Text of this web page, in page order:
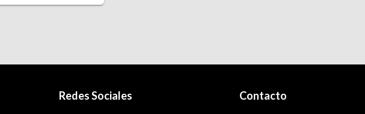
Redes Sociales Contacto